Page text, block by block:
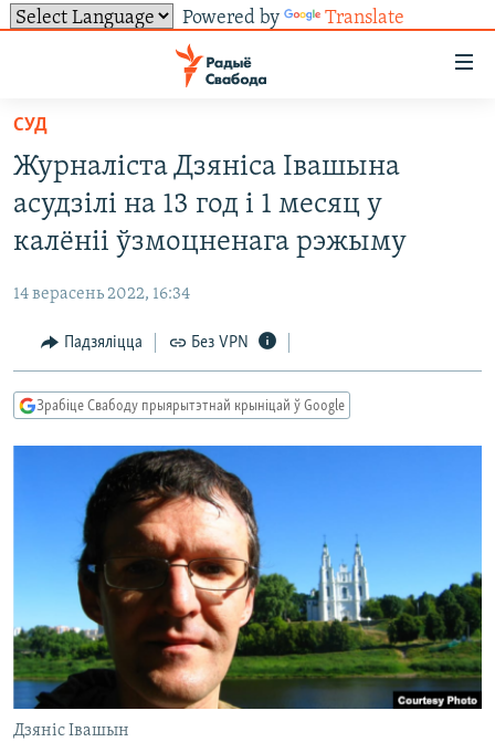
Powered by Translate
ўнівэрсальнага
доступу
Перайсьці
да
галоўнага
зьместу
да
навігацыі
Перайсьці
да
УСЕ НАВІНЫ
ВІДЭА І ФОТА
ПАЛІТЫКА
ЭКАНОМІКА
ПАЛІТВЯЗЬНІ
КУЛЬТУРА
КАЛЯНДАР
ТОЛЬКІ НА СВАБОДЗЕ
ГІСТОРЫЯ НА СВАБОДЗЕ
ПАДКАСТЫ
НА ХВАЛЯХ СВАБОДЫ
СУВЯЗЬ
ПАДЗЯЛІЦЦА ІНФАРМАЦЫЯЙ
RSS
ПАДКАСТЫ
Усе сайты РС/РСЭ
СУД
Журналіста Дзяніса Івашына
асудзілі на 13 год і 1 месяц у
калёніі ўзмоцненага рэжыму
14 верасень 2022, 16:34
Падзяліцца Без VPN
Зрабіце Свабоду прыярытэтнай крыніцай ў Google
Дзяніс Івашын